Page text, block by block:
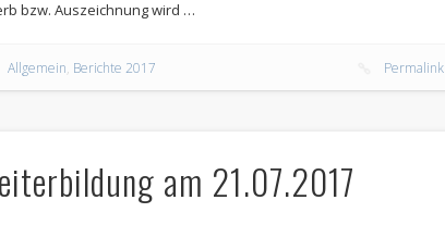
bzw. Auszeichnung wird …
Allgemein, Berichte 2017 Permalink
am 21.07.2017